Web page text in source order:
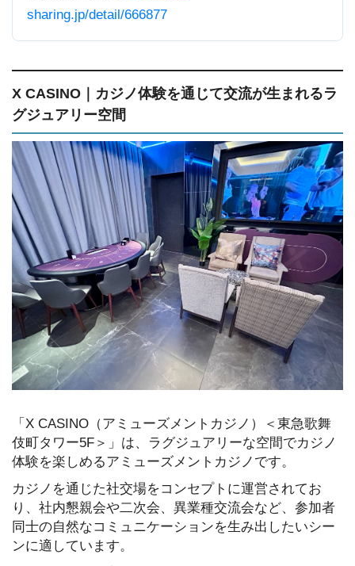
sharing.jp/detail/666877
X CASINO｜カジノ体験を通じて交流が生まれるラ
グジュアリー空間
「X CASINO（アミューズメントカジノ）＜東急歌舞
伎町タワー5F＞」は、ラグジュアリーな空間でカジノ
体験を楽しめるアミューズメントカジノです。
カジノを通じた社交場をコンセプトに運営されてお
り、社内懇親会や二次会、異業種交流会など、参加者
同士の自然なコミュニケーションを生み出したいシー
ンに適しています。